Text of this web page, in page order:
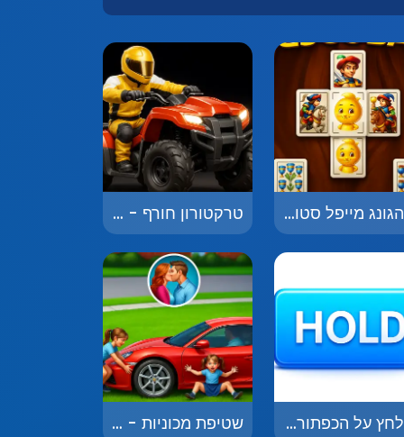
מהגונג מייפל סטורי - MahJong MapleStory טרקטורון חורף - Winter ATV
תלחץ על הכפתור - Press the Button שטיפת מכוניות - Car Wash